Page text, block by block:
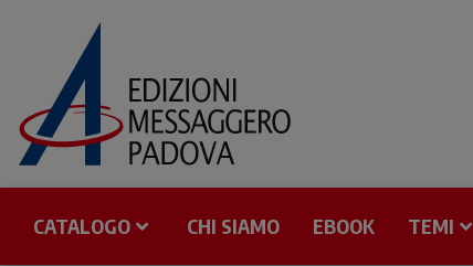
CATALOGO CHI SIAMO EBOOK TEMI